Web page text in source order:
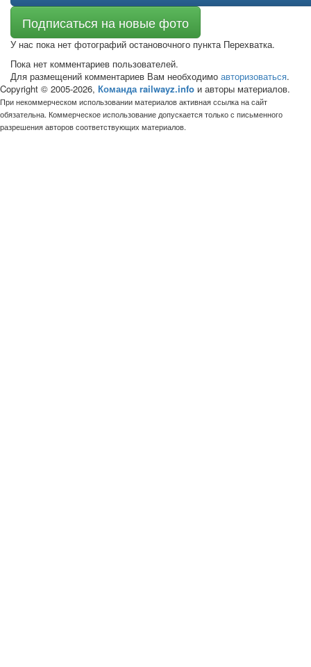
Подписаться на новые фото
У нас пока нет фотографий остановочного пункта Перехватка.
Пока нет комментариев пользователей.
Для размещений комментариев Вам необходимо авторизоваться.
Copyright © 2005-2026, Команда railwayz.info и авторы материалов.
При некоммерческом использовании материалов активная ссылка на сайт
обязательна. Коммерческое использование допускается только с письменного
разрешения авторов соответствующих материалов.